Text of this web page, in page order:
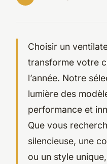
Choisir un
transforme votre
l’année. Notre
lumière des
performance et
Que vous
silencieuse, une
ou un style